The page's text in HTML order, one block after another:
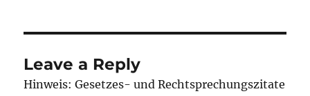
Leave a Reply
Hinweis: Gesetzes- und Rechtsprechungszitate